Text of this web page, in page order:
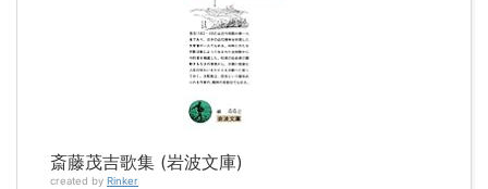
斎藤茂吉歌集 (岩波文庫)
created by Rinker